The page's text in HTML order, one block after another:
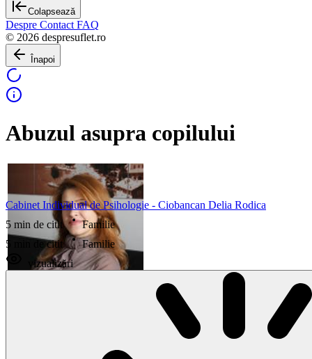
Colapsează
Despre Contact FAQ
© 2026 despresuflet.ro
Înapoi
Abuzul asupra copilului
Cabinet Individual de Psihologie - Ciobancan Delia Rodica
5 min de citit
Familie
5 min de citit
Familie
vizualizări